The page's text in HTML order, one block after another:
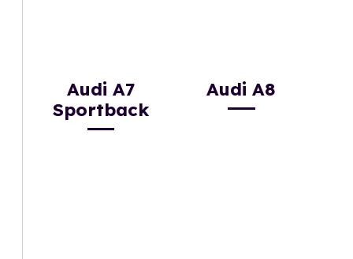
Audi A7
Sportback
Audi A8